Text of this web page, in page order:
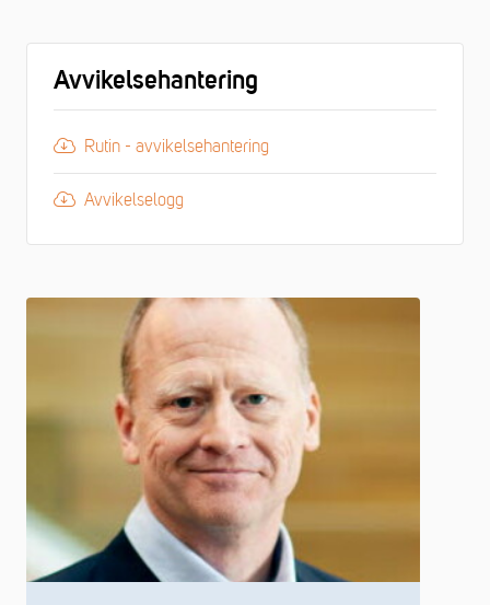
Avvikelsehantering
Rutin - avvikelsehantering
Avvikelselogg